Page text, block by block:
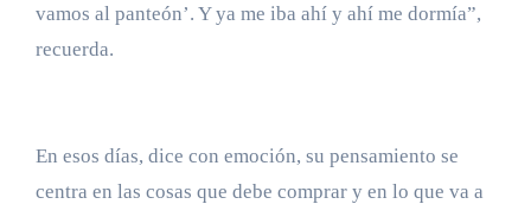
vamos al panteón’. Y ya me iba ahí y ahí me dormía”,
recuerda.
En esos días, dice con emoción, su pensamiento se
centra en las cosas que debe comprar y en lo que va a